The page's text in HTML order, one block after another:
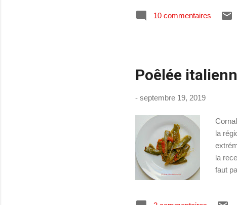
et
10 commentaires
Poêlée
- septembre 19, 2019
la
la
faut